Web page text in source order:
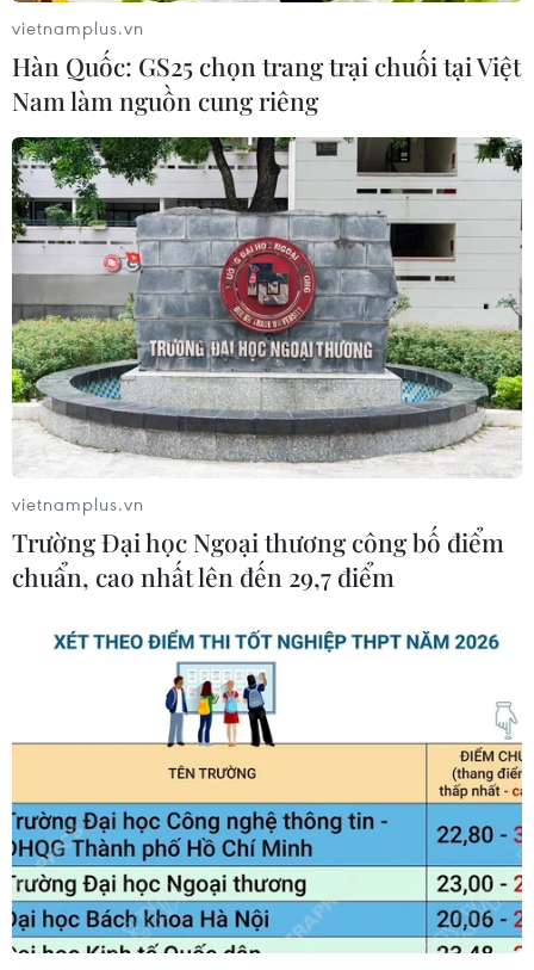
TIN CÙNG CHUYÊN MỤC
Vietcombank Tower: Tiêu chuẩn ESG
và sức hút trung tâm tài chính
Hàn Quốc: GS25 chọn trang trại
chuối tại Việt Nam làm nguồn cung
riêng
10/08/2026 04:53
Thêm dư địa dòng tiền cho doanh
vietnamplus.vn
Hàn Quốc: GS25 chọn trang trại chuối tại Việt
Nam làm nguồn cung riêng
vietnamplus.vn
Trường Đại học Ngoại thương công bố điểm
chuẩn, cao nhất lên đến 29,7 điểm